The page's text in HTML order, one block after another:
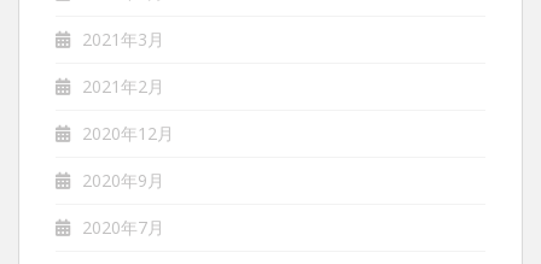
2021年3月
2021年2月
2020年12月
2020年9月
2020年7月